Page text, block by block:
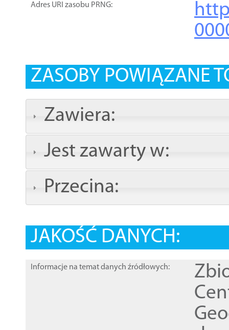
Adres URI zasobu PRNG:
ZASOBY POWIĄZANE
Zawiera:
Jest zawarty w:
Przecina:
JAKOŚĆ DANYCH:
Informacje na temat danych źródłowych: